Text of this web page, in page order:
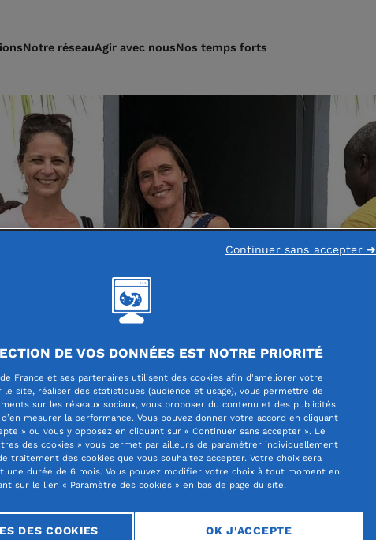
Notre réseauAgir avec nousNos temps forts
abritées
la Fondation
DE VOS DONNÉES EST NOTRE PRIORITÉ
France et ses partenaires utilisent des cookies afin d'améliorer votre
le site, réaliser des statistiques (audience et usage), vous permettre de
sur les réseaux sociaux, vous proposer du contenu et des publicités
mesurer la performance. Vous pouvez donner votre accord en cliquant
» ou vous y opposez en cliquant sur « Continuer sans accepter ». Le
des cookies » vous permet par ailleurs de paramétrer individuellement
traitement des cookies que vous souhaitez accepter. Votre choix sera
une durée de 6 mois. Vous pouvez modifier votre choix à tout moment en
sur le lien « Paramètre des cookies » en bas de page du site.
DES COOKIES OK J'ACCEPTE
Continuer sans accepter ➜